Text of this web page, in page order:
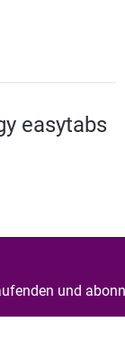
easytabs
und